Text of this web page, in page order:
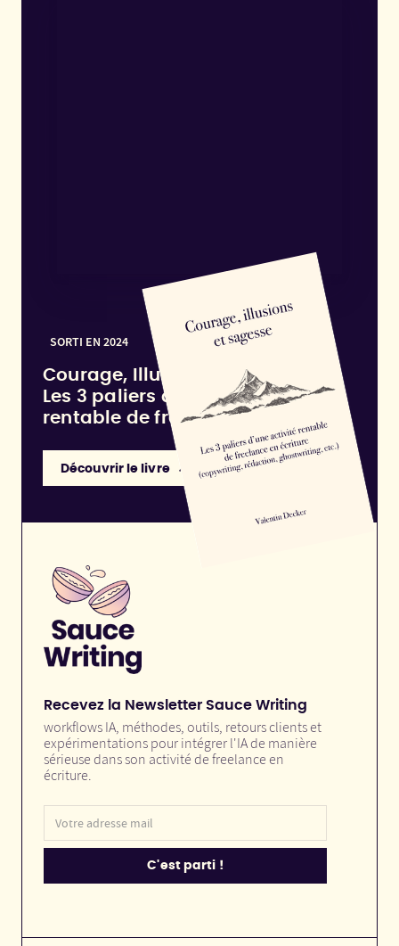
SORTI EN 2024
Courage, Illusions et Sagesse :
Les 3 paliers d'une activité
rentable de freelance en écriture
Découvrir le livre
Recevez la Newsletter Sauce Writing
workflows IA, méthodes, outils, retours clients et
expérimentations pour intégrer l'IA de manière
sérieuse dans son activité de freelance en
écriture.